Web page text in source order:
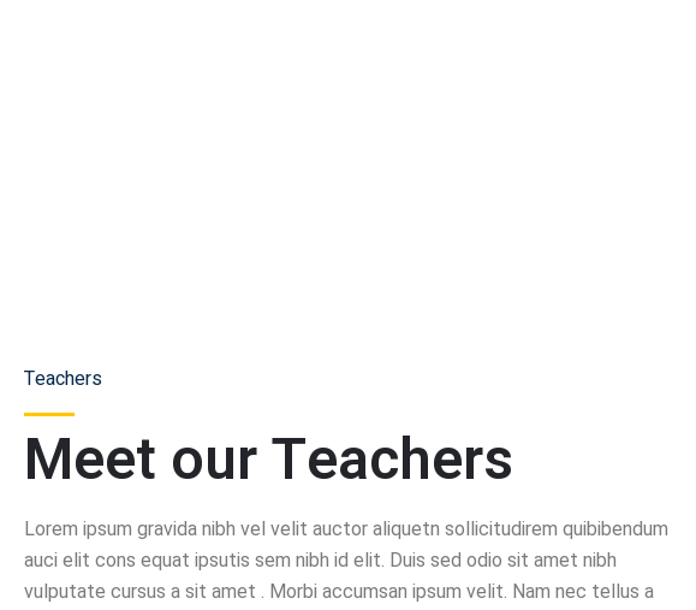
Meet our Teachers
Teachers
Lorem ipsum gravida nibh vel velit auctor aliquetn sollicitudirem quibibendum
auci elit cons equat ipsutis sem nibh id elit. Duis sed odio sit amet nibh
vulputate cursus a sit amet . Morbi accumsan ipsum velit. Nam nec tellus a